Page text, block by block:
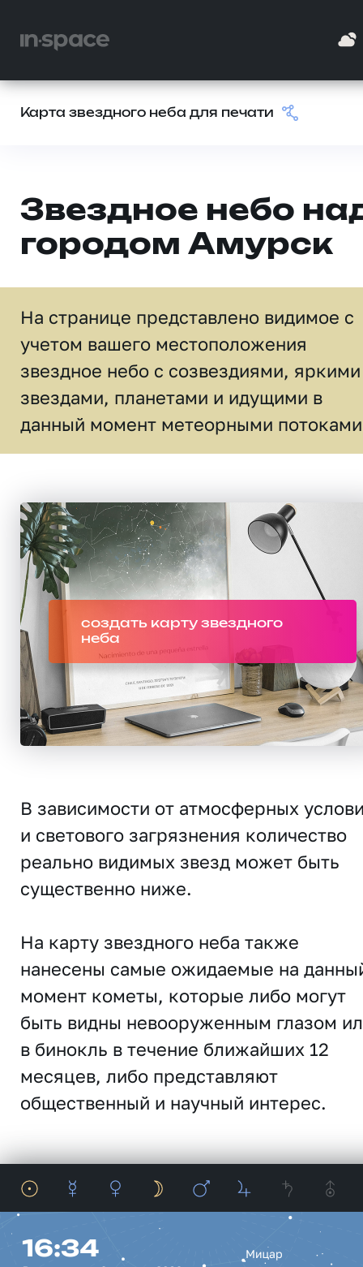
Карта звездного неба для печати
Звездное небо
городом Амурск
На странице представлено видимое c
учетом вашего местоположения
звездное небо c созвездиями, яркими
звездами, планетами и идущими в
данный момент метеорными
создать карту звездного
неба
В зависимости от атмосферных
и светового загрязнения количество
реально видимых звезд может быть
существенно ниже.
На карту звездного неба также
нанесены самые ожидаемые на
момент кометы, которые либо могут
быть видны невооруженным глазом
в бинокль в течение ближайших 12
месяцев, либо представляют
общественный и научный интерес.